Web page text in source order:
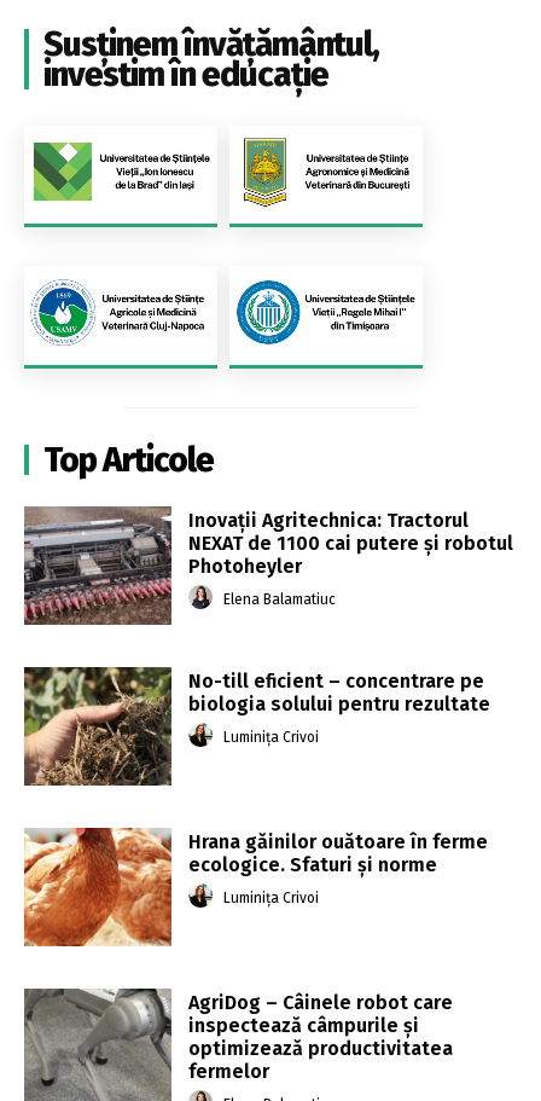
Susținem învățământul,
investim în educație
Top Articole
Inovații Agritechnica: Tractorul
NEXAT de 1100 cai putere și robotul
Photoheyler
Elena Balamatiuc
No-till eficient – concentrare pe
biologia solului pentru rezultate
Luminița Crivoi
Hrana găinilor ouătoare în ferme
ecologice. Sfaturi și norme
Luminița Crivoi
AgriDog – Câinele robot care
inspectează câmpurile și
optimizează productivitatea
fermelor